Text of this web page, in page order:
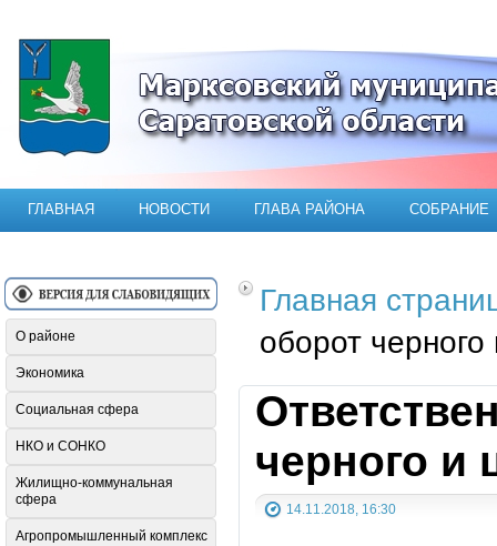
Официальный сайт Марксовского
ГЛАВНАЯ НОВОСТИ ГЛАВА РАЙОНА СОБРАНИЕ
Главная
оборот
черного и
14.11.2018, 16:30
О районе
Экономика
Социальная сфера
НКО и СОНКО
Жилищно-коммунальная
сфера
Агропромышленный комплекс